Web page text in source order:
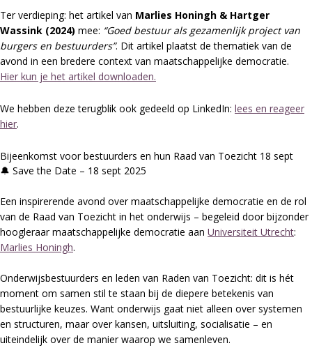
Ter verdieping: het artikel van Marlies Honingh & Hartger
Wassink (2024) mee: “Goed bestuur als gezamenlijk project van
burgers en bestuurders”. Dit artikel plaatst de thematiek van de
avond in een bredere context van maatschappelijke democratie.
Hier kun je het artikel downloaden.
We hebben deze terugblik ook gedeeld op LinkedIn: lees en reageer
hier.
Bijeenkomst voor bestuurders en hun Raad van Toezicht 18 sept
🔔 Save the Date – 18 sept 2025
Een inspirerende avond over maatschappelijke democratie en de rol
van de Raad van Toezicht in het onderwijs – begeleid door bijzonder
hoogleraar maatschappelijke democratie aan Universiteit Utrecht:
Marlies Honingh.
Onderwijsbestuurders en leden van Raden van Toezicht: dit is hét
moment om samen stil te staan bij de diepere betekenis van
bestuurlijke keuzes. Want onderwijs gaat niet alleen over systemen
en structuren, maar over kansen, uitsluiting, socialisatie – en
uiteindelijk over de manier waarop we samenleven.